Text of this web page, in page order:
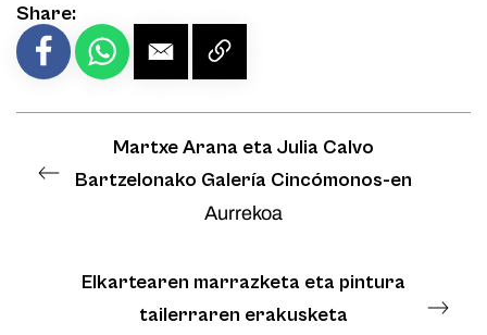
Share:
Martxe Arana eta Julia Calvo
Bartzelonako Galería Cincómonos-en
Aurrekoa
Elkartearen marrazketa eta pintura
tailerraren erakusketa